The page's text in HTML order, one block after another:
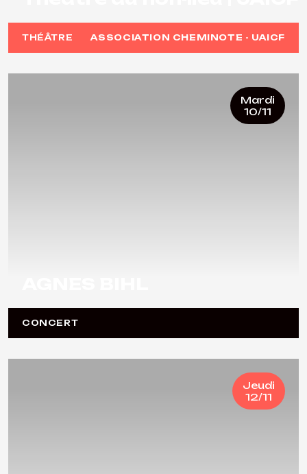
THÉÂTRE ASSOCIATION CHEMINOTE - UAICF
Mardi
10/11
CONCERT
Jeudi
12/11